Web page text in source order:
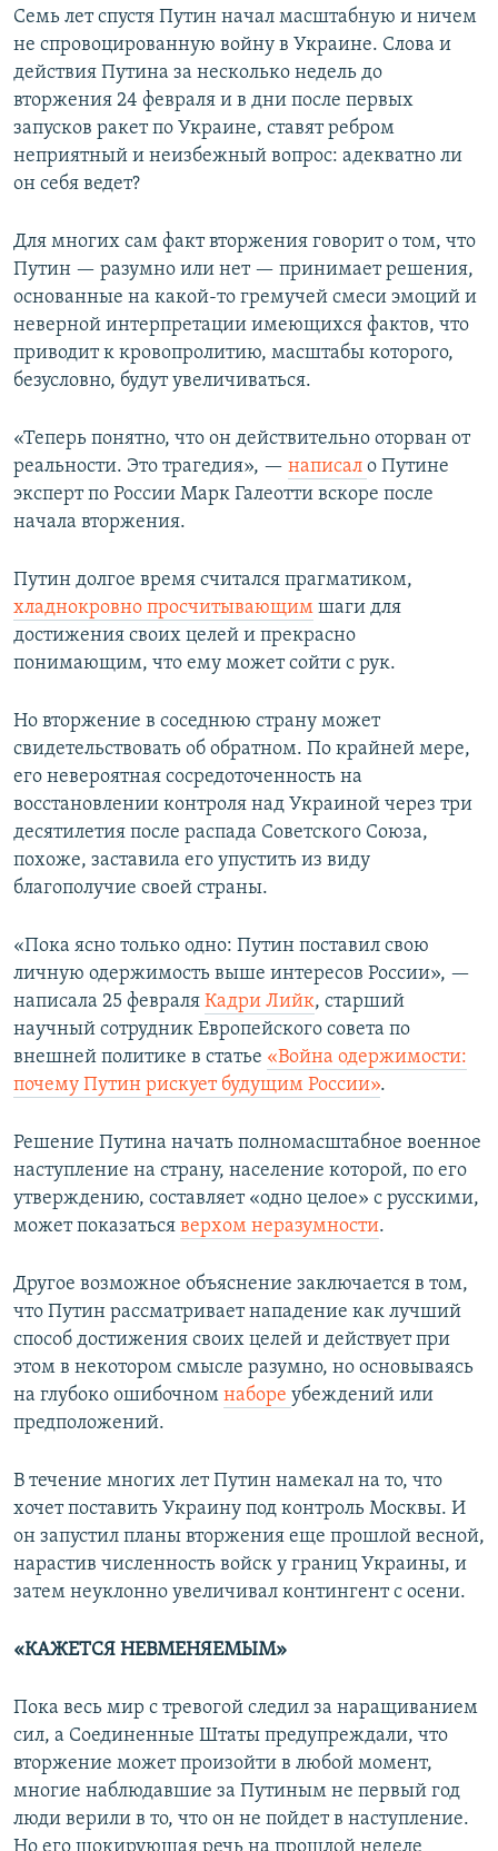
Семь лет спустя Путин начал масштабную и ничем
не спровоцированную войну в Украине. Слова и
действия Путина за несколько недель до
вторжения 24 февраля и в дни после первых
запусков ракет по Украине, ставят ребром
неприятный и неизбежный вопрос: адекватно ли
он себя ведет?
Для многих сам факт вторжения говорит о том, что
Путин — разумно или нет — принимает решения,
основанные на какой-то гремучей смеси эмоций и
неверной интерпретации имеющихся фактов, что
приводит к кровопролитию, масштабы которого,
безусловно, будут увеличиваться.
«Теперь понятно, что он действительно оторван от
реальности. Это трагедия», — написал о Путине
эксперт по России Марк Галеотти вскоре после
начала вторжения.
Путин долгое время считался прагматиком,
хладнокровно просчитывающим шаги для
достижения своих целей и прекрасно
понимающим, что ему может сойти с рук.
Но вторжение в соседнюю страну может
свидетельствовать об обратном. По крайней мере,
его невероятная сосредоточенность на
восстановлении контроля над Украиной через три
десятилетия после распада Советского Союза,
похоже, заставила его упустить из виду
благополучие своей страны.
«Пока ясно только одно: Путин поставил свою
личную одержимость выше интересов России», —
написала 25 февраля Кадри Лийк, старший
научный сотрудник Европейского совета по
внешней политике в статье «Война одержимости:
почему Путин рискует будущим России».
Решение Путина начать полномасштабное военное
наступление на страну, население которой, по его
утверждению, составляет «одно целое» с русскими,
может показаться верхом неразумности.
Другое возможное объяснение заключается в том,
что Путин рассматривает нападение как лучший
способ достижения своих целей и действует при
этом в некотором смысле разумно, но основываясь
на глубоко ошибочном наборе убеждений или
предположений.
В течение многих лет Путин намекал на то, что
хочет поставить Украину под контроль Москвы. И
он запустил планы вторжения еще прошлой весной,
нарастив численность войск у границ Украины, и
затем неуклонно увеличивал контингент с осени.
«КАЖЕТСЯ НЕВМЕНЯЕМЫМ»
Пока весь мир с тревогой следил за наращиванием
сил, а Соединенные Штаты предупреждали, что
вторжение может произойти в любой момент,
многие наблюдавшие за Путиным не первый год
люди верили в то, что он не пойдет в наступление.